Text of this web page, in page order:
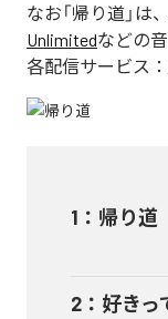
なお「帰り道 」は、
Unlimitedなどの
各配信サービス：
1 ： 帰り道
2 ： 好きっ